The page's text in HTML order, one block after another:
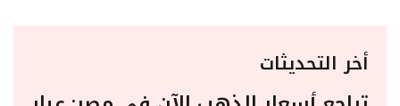
أخر التحديثات